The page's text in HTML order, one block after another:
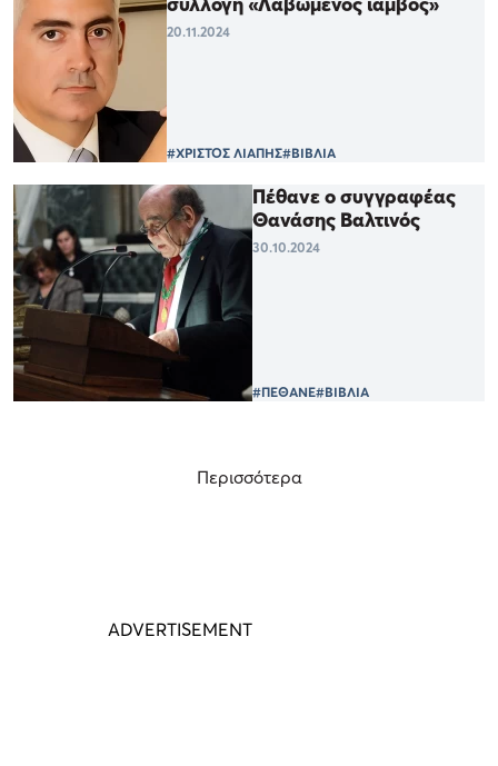
20.11.2024
#ΧΡΙΣΤΟΣ ΛΙΑΠΗΣ#ΒΙΒΛΙΑ
Πέθανε ο συγγραφέας
Θανάσης Βαλτινός
30.10.2024
#ΠΕΘΑΝΕ#ΒΙΒΛΙΑ
Περισσότερα